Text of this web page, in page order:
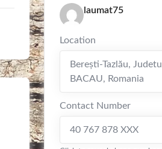
laumat75
Location
Berești-Tazlău, Judetul
BACAU, Romania
Contact Number
40 767 878 XXX